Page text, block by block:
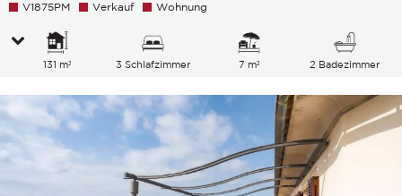
V1875PM Verkauf Wohnung
131 m² 3 Schlafzimmer 7 m² 2 Badezimmer